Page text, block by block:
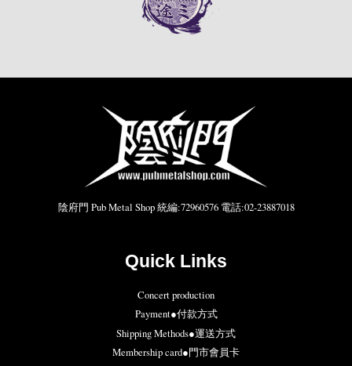
陰府門 Pub Metal Shop 統編:72960576 電話:02-23887018
Quick Links
Concert production
Payment●付款方式
Shipping Methods●運送方式
Membership card●門市會員卡